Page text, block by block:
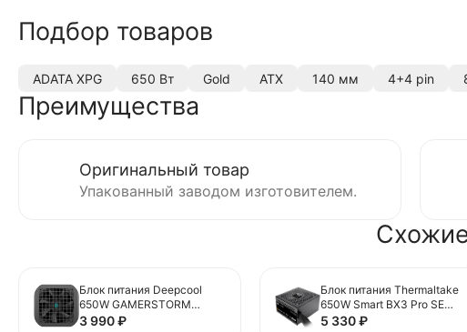
Подбор товаров
ADATA XPG 650 Вт Gold ATX 140 мм 4+4 pin
Преимущества
Оригинальный товар
Упакованный заводом изготовителем.
Блок питания Deepcool
650W GAMERSTORM
PF650X
3 990₽
Блок питания Thermaltake
650W Smart BX3 Pro SE
(PS-SPD-0650NNSABE-7)
5 330₽